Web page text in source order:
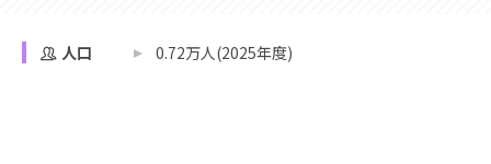
人口 0.72万人(2025年度)